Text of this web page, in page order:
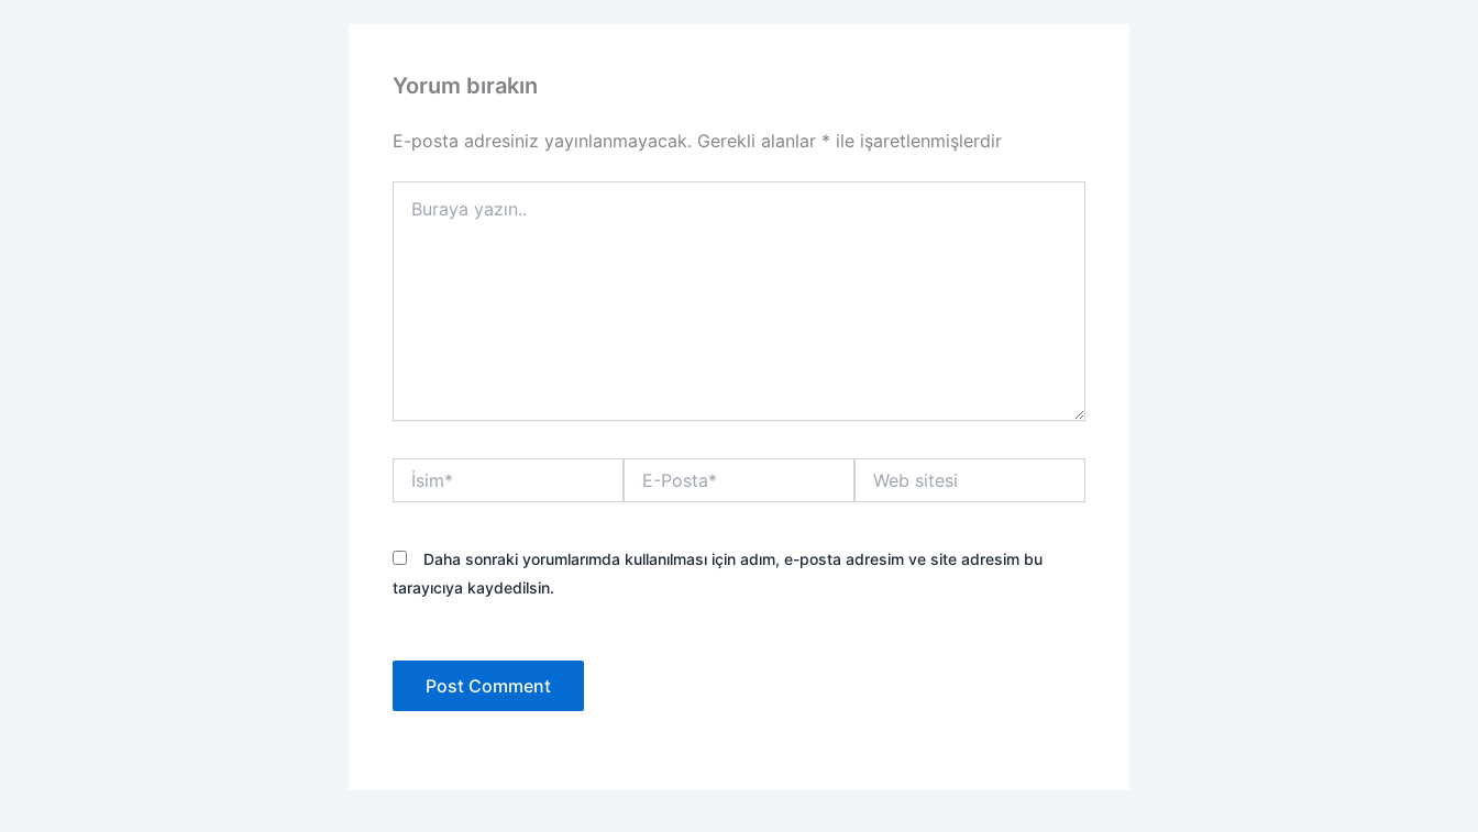
Yorum bırakın
E-posta adresiniz yayınlanmayacak. Gerekli alanlar * ile işaretlenmişlerdir
yazın..
İsim*
Posta*
sitesi
Daha sonraki yorumlarımda kullanılması için adım, e-posta adresim ve site adresim bu
tarayıcıya kaydedilsin.